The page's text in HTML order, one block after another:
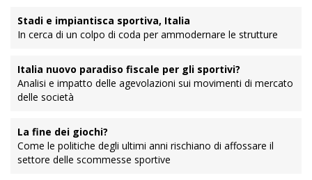
Stadi e impiantisca sportiva, Italia
In cerca di un colpo di coda per ammodernare le strutture
Italia nuovo paradiso fiscale per gli sportivi?
Analisi e impatto delle agevolazioni sui movimenti di mercato
delle società
La fine dei giochi?
Come le politiche degli ultimi anni rischiano di affossare il
settore delle scommesse sportive